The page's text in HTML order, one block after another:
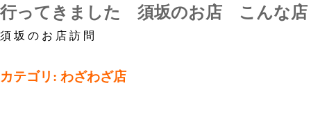
行ってきました 須坂のお店 こんな店
須坂のお店訪問
カテゴリ: わざわざ店